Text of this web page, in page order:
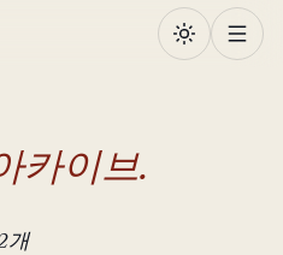
카이브.
개